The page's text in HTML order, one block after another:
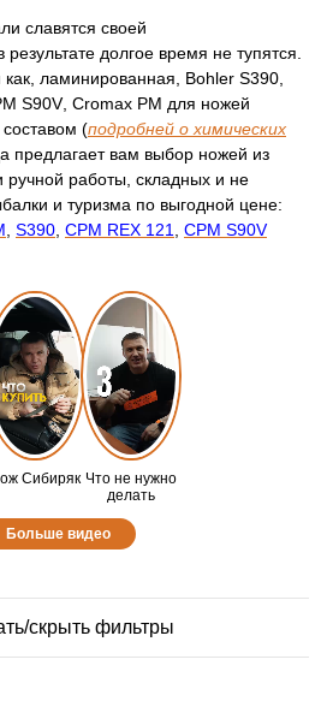
славятся своей
долгое время не тупятся.
ламинированная Bohler S390
S90V, Cromax PM для ножей
(подробней о химических
предлагает вам выбор ножей из
ручной работы, складных и не
и туризма по выгодной цене:
S390 CPM REX 121 CPM S90V
Сибиряк Что не нужно
делать
Больше видео
скрыть фильтры